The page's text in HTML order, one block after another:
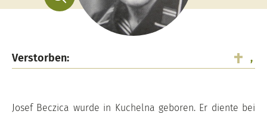
Verstorben: ,
Josef Beczica wurde in Kuchelna geboren. Er diente bei